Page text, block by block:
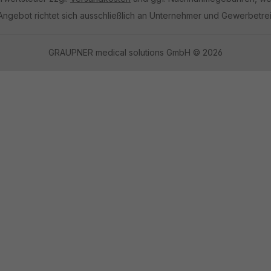
richtet sich ausschließlich an Unternehmer und
GRAUPNER medical solutions GmbH © 2026